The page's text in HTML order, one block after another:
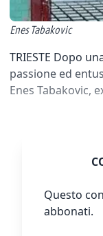
Enes Tabakovic
TRIESTE Dopo
passione ed
Enes Tabakovic,
Questo
abbonati.